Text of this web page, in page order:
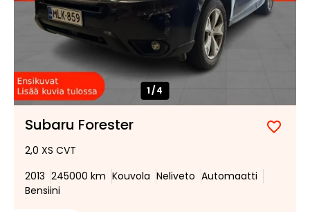
1/4
Subaru Forester
Lisää
2,0 XS CVT
2013 245000 km Kouvola Neliveto Automaatti
Bensiini